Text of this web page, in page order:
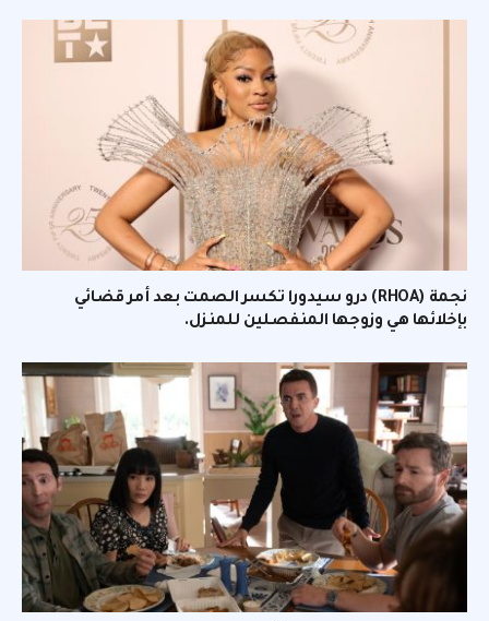
نجمة (RHOA) درو سيدورا تكسر الصمت بعد أمر قضائي
بإخلائها هي وزوجها المنفصلين للمنزل.